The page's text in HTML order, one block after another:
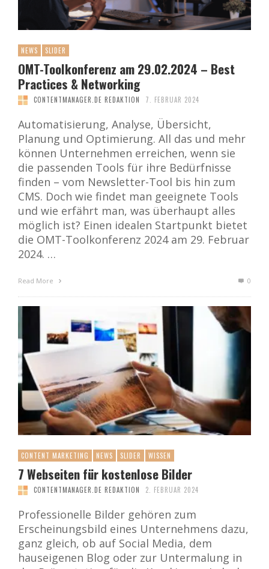
NEWS SLIDER
OMT-Toolkonferenz am 29.02.2024 – Best
Practices & Networking
CONTENTMANAGER.DE REDAKTION 7. FEBRUAR 2024
Automatisierung, Analyse, Übersicht,
Planung und Optimierung. All das und mehr
können Unternehmen erreichen, wenn sie
die passenden Tools für ihre Bedürfnisse
finden – vom Newsletter-Tool bis hin zum
CMS. Doch wie findet man geeignete Tools
und wie erfährt man, was überhaupt alles
möglich ist? Einen idealen Startpunkt bietet
die OMT-Toolkonferenz 2024 am 29. Februar
2024. …
Read More 0
CONTENT MARKETING NEWS SLIDER WISSEN
7 Webseiten für kostenlose Bilder
CONTENTMANAGER.DE REDAKTION 2. FEBRUAR 2024
Professionelle Bilder gehören zum
Erscheinungsbild eines Unternehmens dazu,
ganz gleich, ob auf Social Media, dem
hauseigenen Blog oder zur Untermalung in